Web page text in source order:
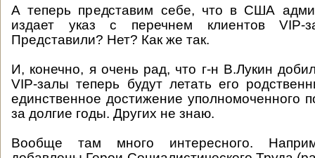
А теперь представим себе, что в США
издает указ с перечнем клиентов VIP-
Представили? Нет? Как же так.
И, конечно, я очень рад, что г-н В.Лукин
VIP-залы теперь будут летать его
единственное достижение уполномоченного
за долгие годы. Других не знаю.
Вообще там много интересного.